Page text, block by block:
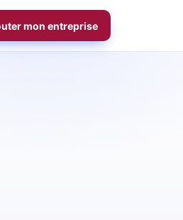
mon entreprise